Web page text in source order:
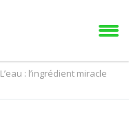
L’eau : l’ingrédient miracle